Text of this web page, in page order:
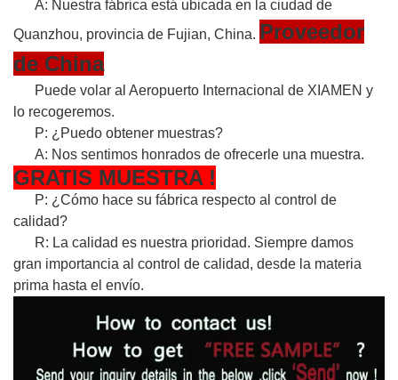
A: Nuestra fábrica está ubicada en la ciudad de
Quanzhou, provincia de Fujian, China. Proveedor
de China
Puede volar al Aeropuerto Internacional de XIAMEN y
lo recogeremos.
P: ¿Puedo obtener muestras?
A: Nos sentimos honrados de ofrecerle una muestra.
GRATIS MUESTRA !
P: ¿Cómo hace su fábrica respecto al control de
calidad?
R: La calidad es nuestra prioridad. Siempre damos
gran importancia al control de calidad, desde la materia
prima hasta el envío.